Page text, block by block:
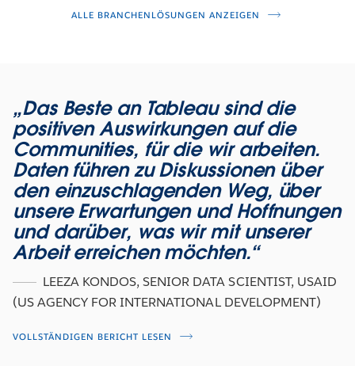
ALLE BRANCHENLÖSUNGEN ANZEIGEN
„Das Beste an Tableau sind die
positiven Auswirkungen auf die
Communities, für die wir arbeiten.
Daten führen zu Diskussionen über
den einzuschlagenden Weg, über
unsere Erwartungen und Hoffnungen
und darüber, was wir mit unserer
Arbeit erreichen möchten.“
LEEZA KONDOS, SENIOR DATA SCIENTIST, USAID
(US AGENCY FOR INTERNATIONAL DEVELOPMENT)
VOLLSTÄNDIGEN BERICHT LESEN